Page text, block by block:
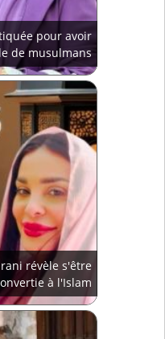
pour avoir
de musulmans
révèle s'être
à l'Islam